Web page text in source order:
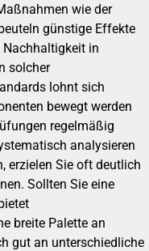
wie der
günstige Effekte
Nachhaltigkeit in
solcher
lohnt sich
bewegt werden
regelmäßig
analysieren
erzielen Sie oft deutlich
Sollten Sie eine
breite Palette an
gut an unterschiedliche